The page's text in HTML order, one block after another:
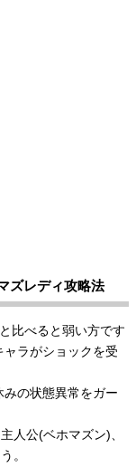
ズレディ攻略法
比べると弱い方です
ラがショックを受
の状態異常をガー
人公(ベホマズン)、
。